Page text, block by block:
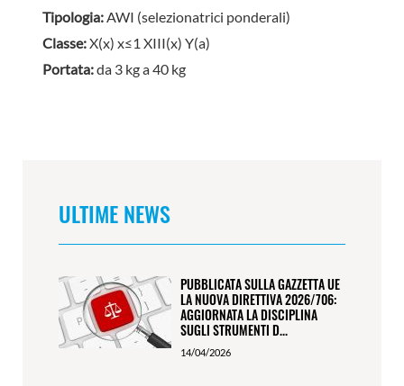
Tipologia: AWI (selezionatrici ponderali)
Classe:X(x) x≤1 XIII(x) Y(a)
Portata:da 3 kg a 40 kg
ULTIME NEWS
PUBBLICATA SULLA GAZZETTA UE
LA NUOVA DIRETTIVA 2026/706:
AGGIORNATA LA DISCIPLINA
SUGLI STRUMENTI D...
14/04/2026